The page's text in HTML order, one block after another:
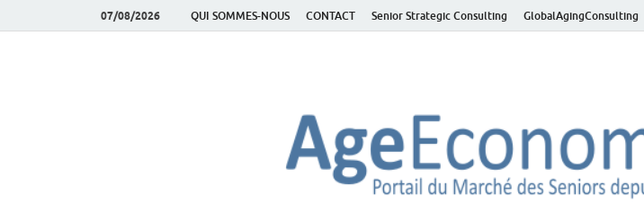
07/08/2026 QUI SOMMES-NOUS CONTACT Senior Strategic Consulting GlobalAgingConsulting